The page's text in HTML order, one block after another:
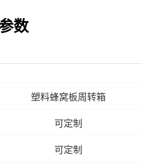
数
塑料蜂窝板周转箱
可定制
可定制